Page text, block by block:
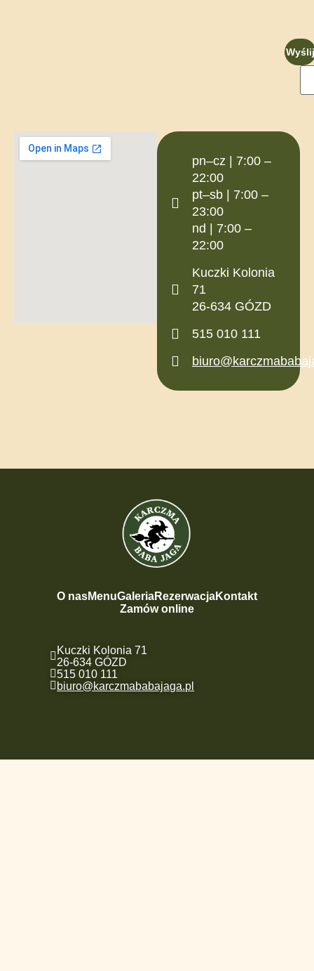
Wyślij
pn–cz | 7:00 –
22:00
pt–sb | 7:00 –
23:00
nd | 7:00 –
22:00
Kuczki Kolonia
71
26-634 GÓZD
515 010 111
O nasMenuGaleriaRezerwacjaKontakt
Zamów online
Kuczki Kolonia 71
26-634 GÓZD
515 010 111
biuro@karczmababajaga.pl